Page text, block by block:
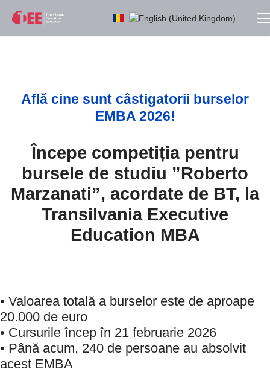
Selectați limba dvs
Află cine sunt câstigatorii burselor
EMBA 2026!
Începe competiția pentru
bursele de studiu ”Roberto
Marzanati”, acordate de BT, la
Transilvania Executive
Education MBA
• Valoarea totală a burselor este de aproape
20.000 de euro
• Cursurile încep în 21 februarie 2026
• Până acum, 240 de persoane au absolvit
acest EMBA